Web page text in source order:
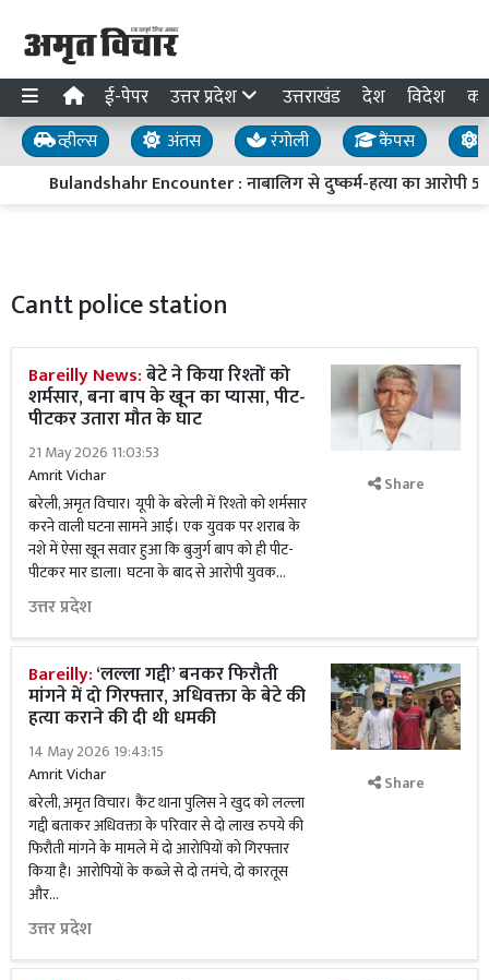
ई-पेपर उत्तर प्रदेश उत्तराखंड देश विदेश
व्हील्स अंतस रंगोली कैंपस
Bulandshahr Encounter : नाबालिग से दुष्कर्म-हत्या का आरोपी
Cantt police station
Bareilly News:बेटे ने किया रिश्तों को
शर्मसार, बना बाप के खून का प्यासा, पीट-
पीटकर उतारा मौत के घाट
21 May 2026 11:03:53
Amrit Vichar
बरेली, अमृत विचार। यूपी के बरेली में रिश्तो को शर्मसार
करने वाली घटना सामने आई। एक युवक पर शराब के
नशे में ऐसा खून सवार हुआ कि बुजुर्ग बाप को ही पीट-
पीटकर मार डाला। घटना के बाद से आरोपी युवक...
उत्तर प्रदेश
Share
Bareilly:‘लल्ला गद्दी’ बनकर फिरौती
मांगने में दो गिरफ्तार, अधिवक्ता के बेटे की
हत्या कराने की दी थी धमकी
14 May 2026 19:43:15
Amrit Vichar
बरेली, अमृत विचार। कैंट थाना पुलिस ने खुद को लल्ला
गद्दी बताकर अधिवक्ता के परिवार से दो लाख रुपये की
फिरौती मांगने के मामले में दो आरोपियों को गिरफ्तार
किया है। आरोपियों के कब्जे से दो तमंचे, दो कारतूस
और...
उत्तर प्रदेश
Share